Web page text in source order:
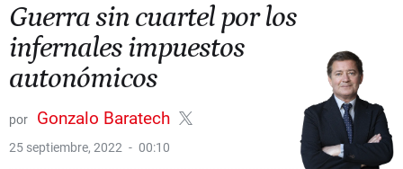
Guerra sin cuartel por los
infernales impuestos
autonómicos
Gonzalo Baratech
25 septiembre, 2022 00:10